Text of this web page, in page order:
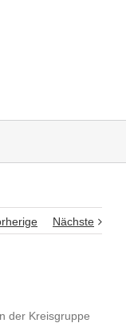
Nächste
der Kreisgruppe